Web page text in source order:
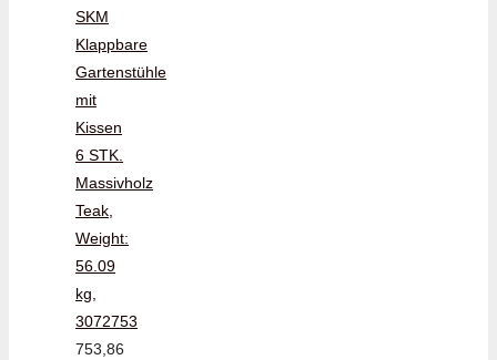
SKM
Klappbare
Gartenstühle
mit
Kissen
6 STK.
Massivholz
Teak,
Weight:
56.09
kg,
3072753
753,86